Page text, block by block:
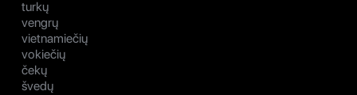
turkų
vengrų
vietnamiečių
vokiečių
čekų
švedų